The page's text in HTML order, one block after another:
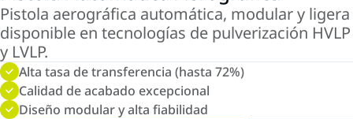
Pistola aerográfica automática, modular y ligera
disponible en tecnologías de pulverización HVLP
y LVLP.
Alta tasa de transferencia (hasta 72%)
Calidad de acabado excepcional
Diseño modular y alta fiabilidad